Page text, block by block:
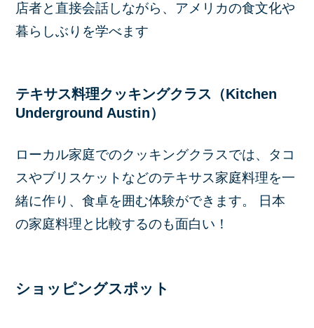
店者と直接会話しながら、アメリカの食文化や
暮らしぶりを学べます
テキサス料理クッキングクラス（Kitchen
Underground Austin）
ローカル家庭でのクッキングクラスでは、タコ
スやブリスケットなどのテキサス家庭料理を一
緒に作り、食卓を囲む体験ができます。 日本
の家庭料理と比較するのも面白い！
ショッピングスポット